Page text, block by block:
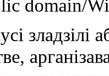
domain/
зладзілі